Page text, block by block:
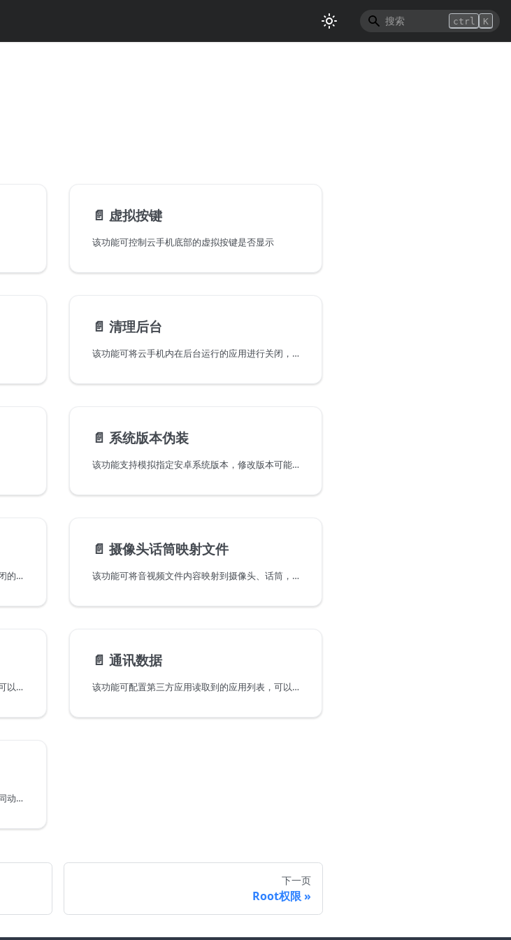
ctrl K
📄️ 虚拟按键
该功能可控制云手机底部的虚拟按键是否显示
📄️ 清理后台
该功能可将云手机内在后台运行的应用进行关闭，释放云手机资源
📄️ 系统版本伪装
该功能支持模拟指定安卓系统版本，修改版本可能引发未知问题，请谨慎修改
该功能支持守护应用运行，减少应用被系统关闭的几率，并且在应用异常关闭时会自动启动应用
📄️ 摄像头话筒映射文件
该功能可将音视频文件内容映射到摄像头、话筒，通过第三方直播APP即可在云手机内获取到画面进行直播，通过该方式也可以实现直播、扫码等操作
该功能可配置第三方应用读取到的应用列表，可以配置云手机当前未安装的应用，伪装应用列表
📄️ 通讯数据
该功能可配置第三方应用读取到的应用列表，可以配置云手机当前未安装的应用，伪装应用列表
该功能支持动态调整传感器数据模拟云手机不同动作场景
下一页
Root权限